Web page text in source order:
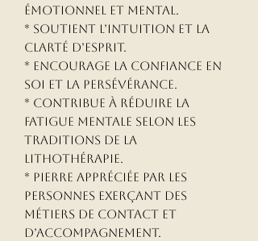
émotionnel et mental.
* Soutient l’intuition et la
clarté d’esprit.
* Encourage la confiance en
soi et la persévérance.
* Contribue à réduire la
fatigue mentale selon les
traditions de la
lithothérapie.
* Pierre appréciée par les
personnes exerçant des
métiers de contact et
d’accompagnement.